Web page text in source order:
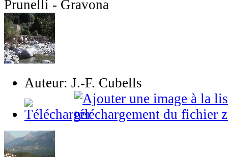
Prunelli - Gravona
Auteur: J.-F. Cubells